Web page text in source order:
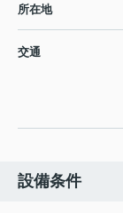
所在地
交通
設備条件